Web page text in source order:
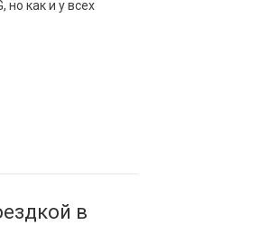
но как и у всех
в